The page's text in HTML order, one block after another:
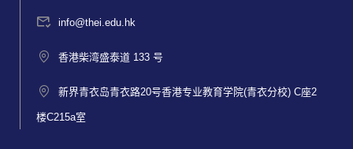
info@thei.edu.hk
香港柴湾盛泰道 133 号
新界青衣岛青衣路20号香港专业教育学院(青衣分校) C座2
楼C215a室